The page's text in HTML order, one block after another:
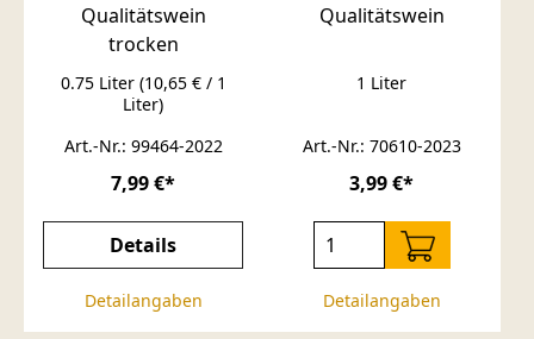
trocken
Qualitätswein
0.75 Liter (10,65 € / 1
Liter)
Art.-Nr.: 99464-2022
7,99 €*
Details
Detailangaben
Qualitätswein
1 Liter
Art.-Nr.: 70610-2023
3,99 €*
Detailangaben